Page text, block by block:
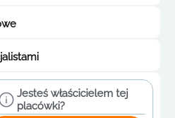
Jesteś właścicielem tej
placówki?